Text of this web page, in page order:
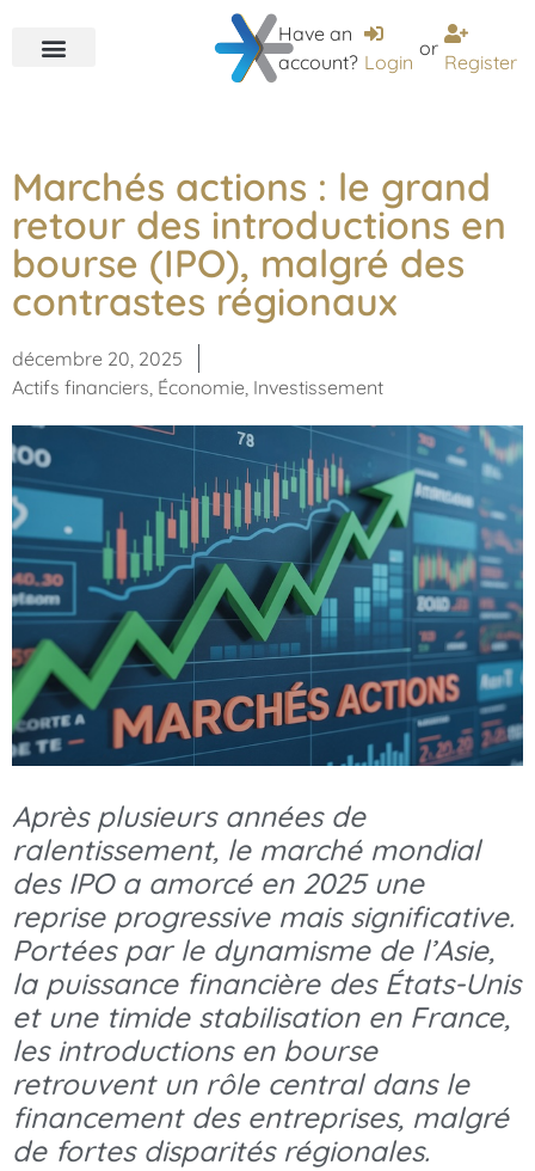
Have an
account? Login
or
Register
Marchés actions : le grand
retour des introductions en
bourse (IPO), malgré des
contrastes régionaux
décembre 20, 2025
Actifs financiers Économie Investissement
Après plusieurs années de
ralentissement, le marché mondial
des IPO a amorcé en 2025 une
reprise progressive mais significative.
Portées par le dynamisme de l’Asie,
la puissance financière des États-Unis
et une timide stabilisation en France,
les introductions en bourse
retrouvent un rôle central dans le
financement des entreprises, malgré
de fortes disparités régionales.